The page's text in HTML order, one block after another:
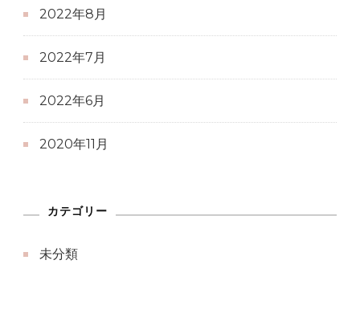
2022年8月
2022年7月
2022年6月
2020年11月
カテゴリー
未分類